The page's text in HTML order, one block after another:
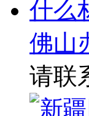
佛山
请联